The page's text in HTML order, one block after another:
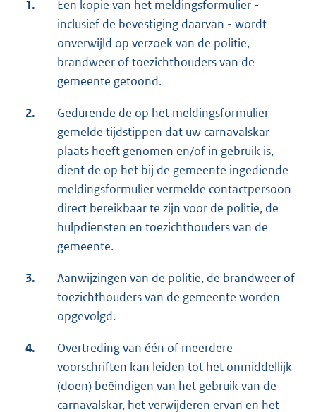
1.
Een kopie van het meldingsformulier -
inclusief de bevestiging daarvan - wordt
onverwijld op verzoek van de politie,
brandweer of toezichthouders van de
gemeente getoond.
2.
Gedurende de op het meldingsformulier
gemelde tijdstippen dat uw carnavalskar
plaats heeft genomen en/of in gebruik is,
dient de op het bij de gemeente ingediende
meldingsformulier vermelde contactpersoon
direct bereikbaar te zijn voor de politie, de
hulpdiensten en toezichthouders van de
gemeente.
3.
Aanwijzingen van de politie, de brandweer of
toezichthouders van de gemeente worden
opgevolgd.
4.
Overtreding van één of meerdere
voorschriften kan leiden tot het onmiddellijk
(doen) beëindigen van het gebruik van de
carnavalskar, het verwijderen ervan en het